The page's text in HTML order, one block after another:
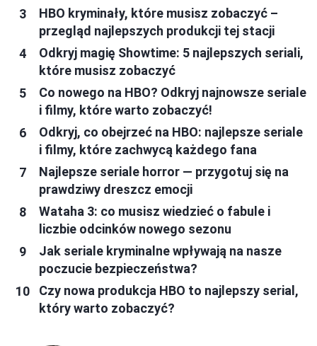
HBO kryminały, które musisz zobaczyć –
przegląd najlepszych produkcji tej stacji
Odkryj magię Showtime: 5 najlepszych seriali,
które musisz zobaczyć
Co nowego na HBO? Odkryj najnowsze seriale
i filmy, które warto zobaczyć!
Odkryj, co obejrzeć na HBO: najlepsze seriale
i filmy, które zachwycą każdego fana
Najlepsze seriale horror — przygotuj się na
prawdziwy dreszcz emocji
Wataha 3: co musisz wiedzieć o fabule i
liczbie odcinków nowego sezonu
Jak seriale kryminalne wpływają na nasze
poczucie bezpieczeństwa?
Czy nowa produkcja HBO to najlepszy serial,
który warto zobaczyć?